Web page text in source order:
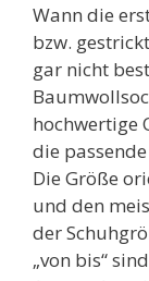
Wann die
bzw.
gar nicht
hochwertige
die
Die Größe
und den
der
„von bis“